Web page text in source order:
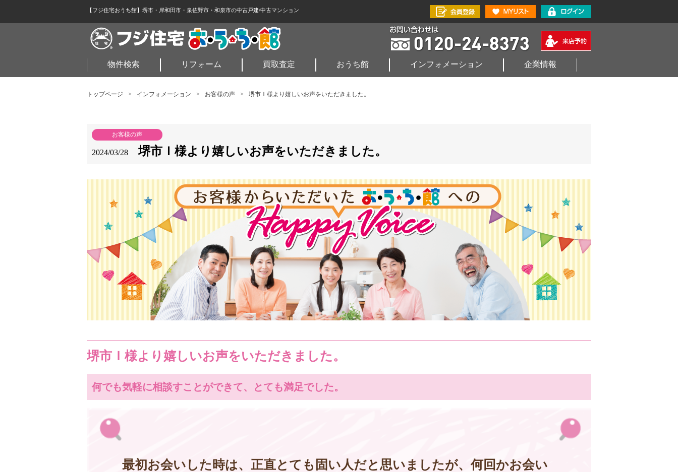
【フジ住宅おうち館】堺市・岸和田市・泉佐野市・和泉市の中古戸建/中古マンション
物件検索 リフォーム 買取査定 おうち館 インフォメーション 企業情報
トップページ > インフォメーション > お客様の声 > 堺市Ｉ様より嬉しいお声をいただきました。
お客様の声
2024/03/28 堺市Ｉ様より嬉しいお声をいただきました。
堺市Ｉ様より嬉しいお声をいただきました。
何でも気軽に相談すことができて、とても満足でした。
最初お会いした時は、正直とても固い人だと思いましたが、何回かお会い